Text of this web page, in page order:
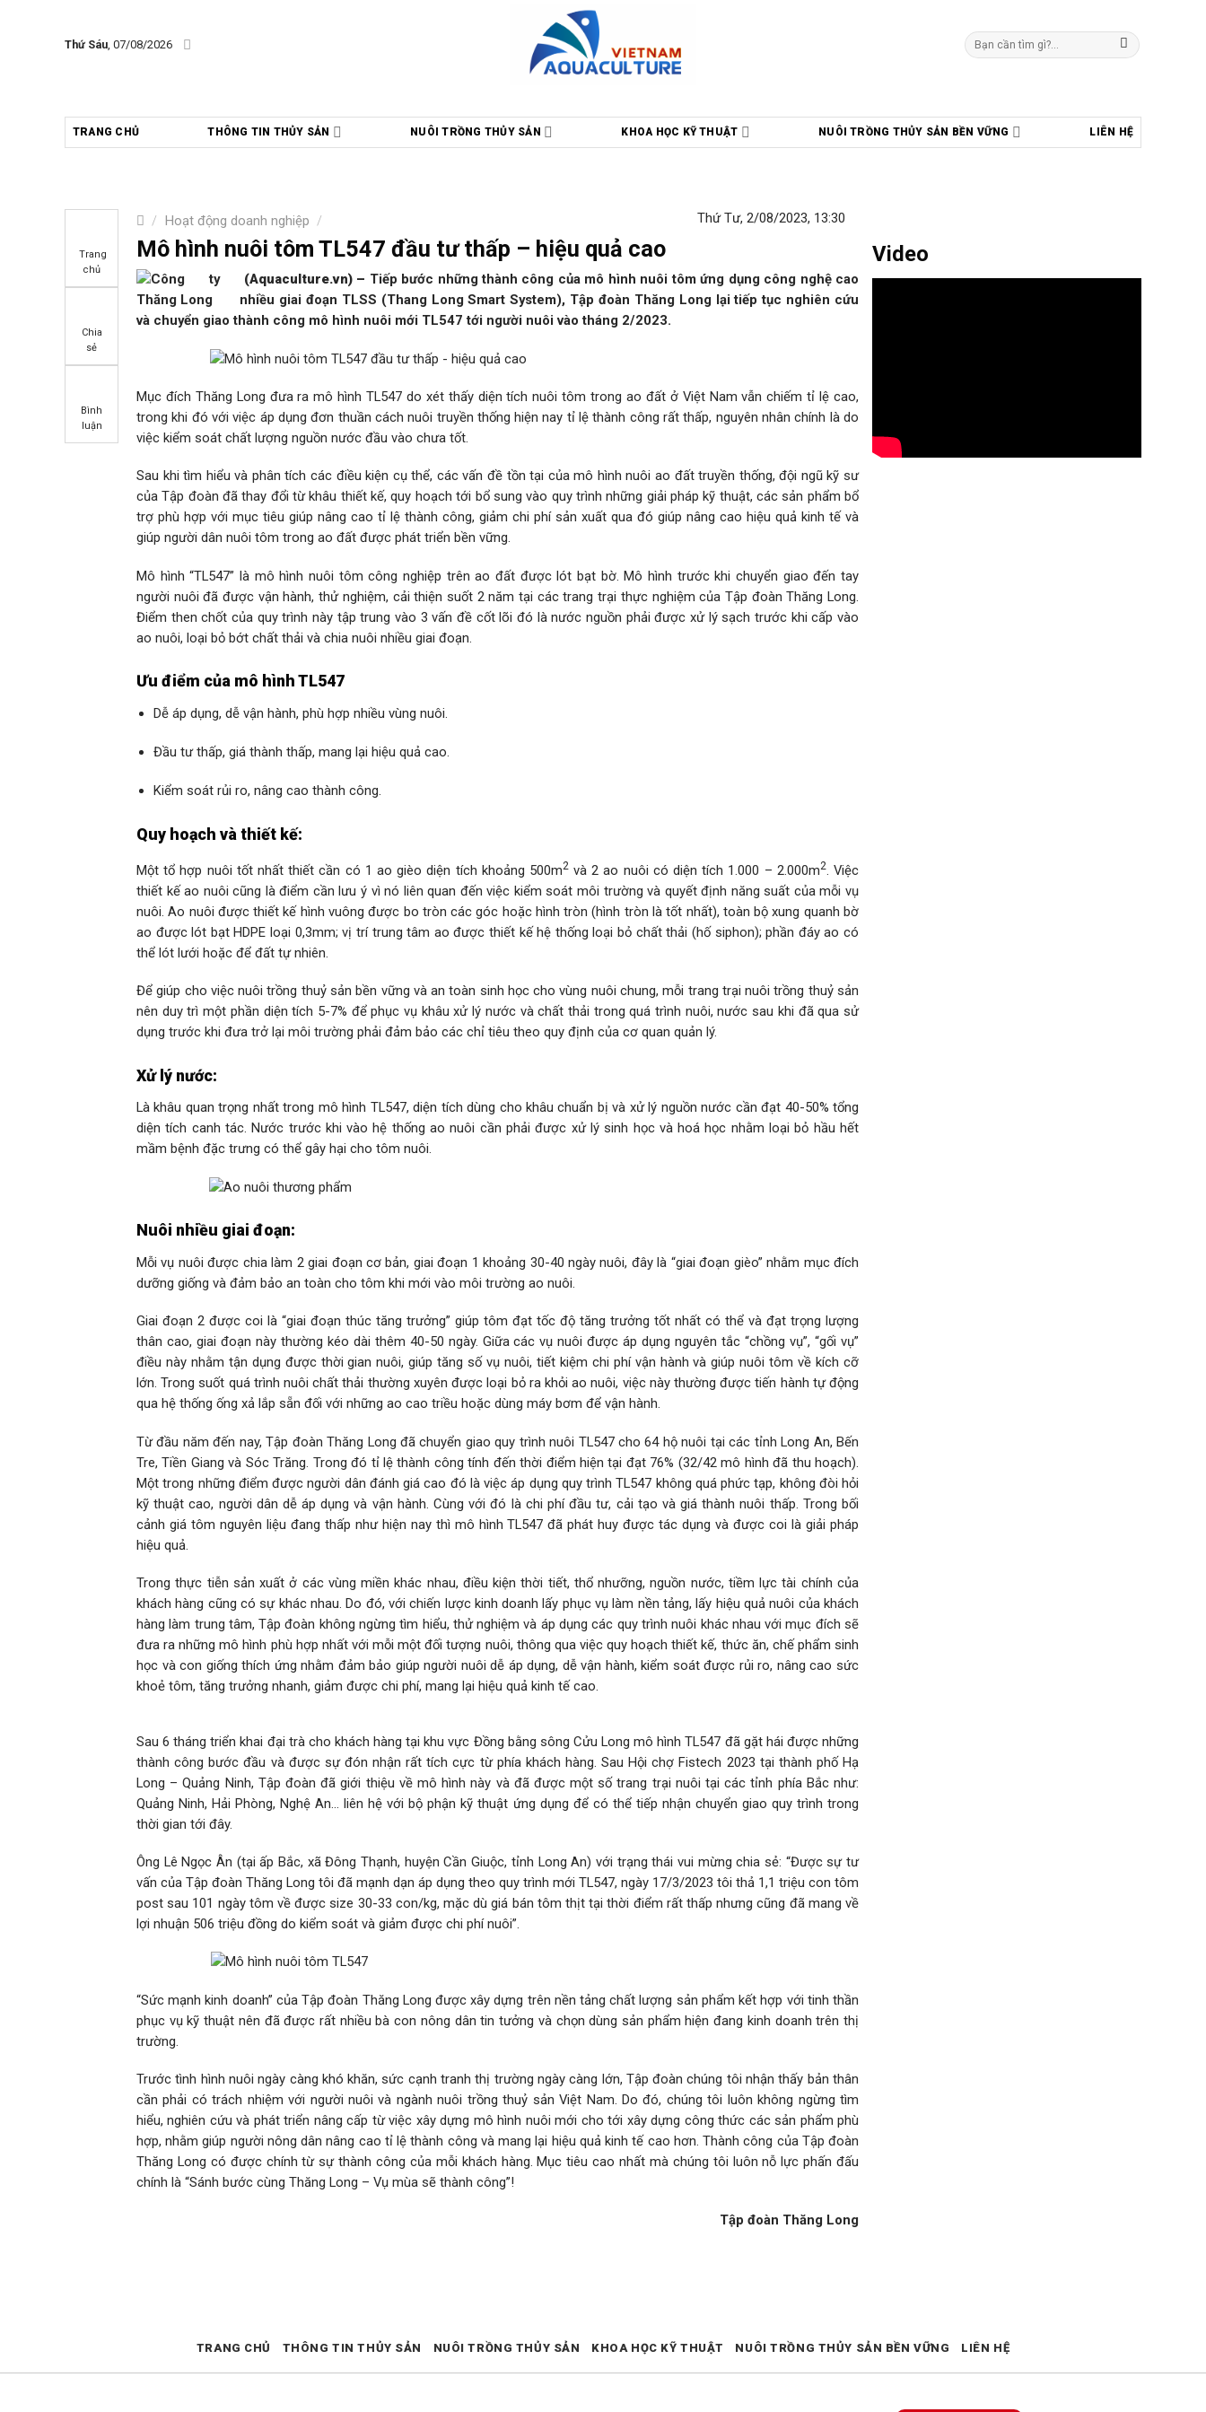
Thứ Sáu, 07/08/2026
Tìm
kiếm:
TRANG CHỦ THÔNG TIN THỦY SẢN NUÔI TRỒNG THỦY SẢN KHOA HỌC KỸ THUẬT NUÔI TRỒNG THỦY SẢN BỀN VỮNG LIÊN HỆ
/ Hoạt động doanh nghiệp /
Trang
chủ
Chia
sẻ
Bình
luận
Thứ Tư, 2/08/2023, 13:30
Mô hình nuôi tôm TL547 đầu tư thấp – hiệu quả cao
(Aquaculture.vn) – Tiếp bước những thành công của mô hình nuôi tôm ứng dụng công nghệ cao
nhiều giai đoạn TLSS (Thang Long Smart System), Tập đoàn Thăng Long lại tiếp tục nghiên cứu
và chuyển giao thành công mô hình nuôi mới TL547 tới người nuôi vào tháng 2/2023.
Mục đích Thăng Long đưa ra mô hình TL547 do xét thấy diện tích nuôi tôm trong ao đất ở Việt Nam vẫn chiếm tỉ lệ cao,
trong khi đó với việc áp dụng đơn thuần cách nuôi truyền thống hiện nay tỉ lệ thành công rất thấp, nguyên nhân chính là do
việc kiểm soát chất lượng nguồn nước đầu vào chưa tốt.
Sau khi tìm hiểu và phân tích các điều kiện cụ thể, các vấn đề tồn tại của mô hình nuôi ao đất truyền thống, đội ngũ kỹ sư
của Tập đoàn đã thay đổi từ khâu thiết kế, quy hoạch tới bổ sung vào quy trình những giải pháp kỹ thuật, các sản phẩm bổ
trợ phù hợp với mục tiêu giúp nâng cao tỉ lệ thành công, giảm chi phí sản xuất qua đó giúp nâng cao hiệu quả kinh tế và
giúp người dân nuôi tôm trong ao đất được phát triển bền vững.
Mô hình “TL547” là mô hình nuôi tôm công nghiệp trên ao đất được lót bạt bờ. Mô hình trước khi chuyển giao đến tay
người nuôi đã được vận hành, thử nghiệm, cải thiện suốt 2 năm tại các trang trại thực nghiệm của Tập đoàn Thăng Long.
Điểm then chốt của quy trình này tập trung vào 3 vấn đề cốt lõi đó là nước nguồn phải được xử lý sạch trước khi cấp vào
ao nuôi, loại bỏ bớt chất thải và chia nuôi nhiều giai đoạn.
Ưu điểm của mô hình TL547
Dễ áp dụng, dễ vận hành, phù hợp nhiều vùng nuôi.
Đầu tư thấp, giá thành thấp, mang lại hiệu quả cao.
Kiểm soát rủi ro, nâng cao thành công.
Quy hoạch và thiết kế:
Một tổ hợp nuôi tốt nhất thiết cần có 1 ao gièo diện tích khoảng 500m2và 2 ao nuôi có diện tích 1.000 – 2.000m2. Việc
thiết kế ao nuôi cũng là điểm cần lưu ý vì nó liên quan đến việc kiểm soát môi trường và quyết định năng suất của mỗi vụ
nuôi. Ao nuôi được thiết kế hình vuông được bo tròn các góc hoặc hình tròn (hình tròn là tốt nhất), toàn bộ xung quanh bờ
ao được lót bạt HDPE loại 0,3mm; vị trí trung tâm ao được thiết kế hệ thống loại bỏ chất thải (hố siphon); phần đáy ao có
thể lót lưới hoặc để đất tự nhiên.
Để giúp cho việc nuôi trồng thuỷ sản bền vững và an toàn sinh học cho vùng nuôi chung, mỗi trang trại nuôi trồng thuỷ sản
nên duy trì một phần diện tích 5-7% để phục vụ khâu xử lý nước và chất thải trong quá trình nuôi, nước sau khi đã qua sử
dụng trước khi đưa trở lại môi trường phải đảm bảo các chỉ tiêu theo quy định của cơ quan quản lý.
Xử lý nước:
Là khâu quan trọng nhất trong mô hình TL547, diện tích dùng cho khâu chuẩn bị và xử lý nguồn nước cần đạt 40-50% tổng
diện tích canh tác. Nước trước khi vào hệ thống ao nuôi cần phải được xử lý sinh học và hoá học nhằm loại bỏ hầu hết
mầm bệnh đặc trưng có thể gây hại cho tôm nuôi.
Nuôi nhiều giai đoạn:
Mỗi vụ nuôi được chia làm 2 giai đoạn cơ bản, giai đoạn 1 khoảng 30-40 ngày nuôi, đây là “giai đoạn gièo” nhằm mục đích
dưỡng giống và đảm bảo an toàn cho tôm khi mới vào môi trường ao nuôi.
Giai đoạn 2 được coi là “giai đoạn thúc tăng trưởng” giúp tôm đạt tốc độ tăng trưởng tốt nhất có thể và đạt trọng lượng
thân cao, giai đoạn này thường kéo dài thêm 40-50 ngày. Giữa các vụ nuôi được áp dụng nguyên tắc “chồng vụ”, “gối vụ”
điều này nhằm tận dụng được thời gian nuôi, giúp tăng số vụ nuôi, tiết kiệm chi phí vận hành và giúp nuôi tôm về kích cỡ
lớn. Trong suốt quá trình nuôi chất thải thường xuyên được loại bỏ ra khỏi ao nuôi, việc này thường được tiến hành tự động
qua hệ thống ống xả lắp sẵn đối với những ao cao triều hoặc dùng máy bơm để vận hành.
Từ đầu năm đến nay, Tập đoàn Thăng Long đã chuyển giao quy trình nuôi TL547 cho 64 hộ nuôi tại các tỉnh Long An, Bến
Tre, Tiền Giang và Sóc Trăng. Trong đó tỉ lệ thành công tính đến thời điểm hiện tại đạt 76% (32/42 mô hình đã thu hoạch).
Một trong những điểm được người dân đánh giá cao đó là việc áp dụng quy trình TL547 không quá phức tạp, không đòi hỏi
kỹ thuật cao, người dân dễ áp dụng và vận hành. Cùng với đó là chi phí đầu tư, cải tạo và giá thành nuôi thấp. Trong bối
cảnh giá tôm nguyên liệu đang thấp như hiện nay thì mô hình TL547 đã phát huy được tác dụng và được coi là giải pháp
hiệu quả.
Trong thực tiễn sản xuất ở các vùng miền khác nhau, điều kiện thời tiết, thổ nhưỡng, nguồn nước, tiềm lực tài chính của
khách hàng cũng có sự khác nhau. Do đó, với chiến lược kinh doanh lấy phục vụ làm nền tảng, lấy hiệu quả nuôi của khách
hàng làm trung tâm, Tập đoàn không ngừng tìm hiểu, thử nghiệm và áp dụng các quy trình nuôi khác nhau với mục đích sẽ
đưa ra những mô hình phù hợp nhất với mỗi một đối tượng nuôi, thông qua việc quy hoạch thiết kế, thức ăn, chế phẩm sinh
học và con giống thích ứng nhằm đảm bảo giúp người nuôi dễ áp dụng, dễ vận hành, kiểm soát được rủi ro, nâng cao sức
khoẻ tôm, tăng trưởng nhanh, giảm được chi phí, mang lại hiệu quả kinh tế cao.
Sau 6 tháng triển khai đại trà cho khách hàng tại khu vực Đồng bằng sông Cửu Long mô hình TL547 đã gặt hái được những
thành công bước đầu và được sự đón nhận rất tích cực từ phía khách hàng. Sau Hội chợ Fistech 2023 tại thành phố Hạ
Long – Quảng Ninh, Tập đoàn đã giới thiệu về mô hình này và đã được một số trang trại nuôi tại các tỉnh phía Bắc như:
Quảng Ninh, Hải Phòng, Nghệ An… liên hệ với bộ phận kỹ thuật ứng dụng để có thể tiếp nhận chuyển giao quy trình trong
thời gian tới đây.
Ông Lê Ngọc Ân (tại ấp Bắc, xã Đông Thạnh, huyện Cần Giuộc, tỉnh Long An) với trạng thái vui mừng chia sẻ: “Được sự tư
vấn của Tập đoàn Thăng Long tôi đã mạnh dạn áp dụng theo quy trình mới TL547, ngày 17/3/2023 tôi thả 1,1 triệu con tôm
post sau 101 ngày tôm về được size 30-33 con/kg, mặc dù giá bán tôm thịt tại thời điểm rất thấp nhưng cũng đã mang về
lợi nhuận 506 triệu đồng do kiểm soát và giảm được chi phí nuôi”.
“Sức mạnh kinh doanh” của Tập đoàn Thăng Long được xây dựng trên nền tảng chất lượng sản phẩm kết hợp với tinh thần
phục vụ kỹ thuật nên đã được rất nhiều bà con nông dân tin tưởng và chọn dùng sản phẩm hiện đang kinh doanh trên thị
trường.
Trước tình hình nuôi ngày càng khó khăn, sức cạnh tranh thị trường ngày càng lớn, Tập đoàn chúng tôi nhận thấy bản thân
cần phải có trách nhiệm với người nuôi và ngành nuôi trồng thuỷ sản Việt Nam. Do đó, chúng tôi luôn không ngừng tìm
hiểu, nghiên cứu và phát triển nâng cấp từ việc xây dựng mô hình nuôi mới cho tới xây dựng công thức các sản phẩm phù
hợp, nhằm giúp người nông dân nâng cao tỉ lệ thành công và mang lại hiệu quả kinh tế cao hơn. Thành công của Tập đoàn
Thăng Long có được chính từ sự thành công của mỗi khách hàng. Mục tiêu cao nhất mà chúng tôi luôn nỗ lực phấn đấu
chính là “Sánh bước cùng Thăng Long – Vụ mùa sẽ thành công”!
Tập đoàn Thăng Long
Video
TRANG CHỦ THÔNG TIN THỦY SẢN NUÔI TRỒNG THỦY SẢN KHOA HỌC KỸ THUẬT NUÔI TRỒNG THỦY SẢN BỀN VỮNG LIÊN HỆ